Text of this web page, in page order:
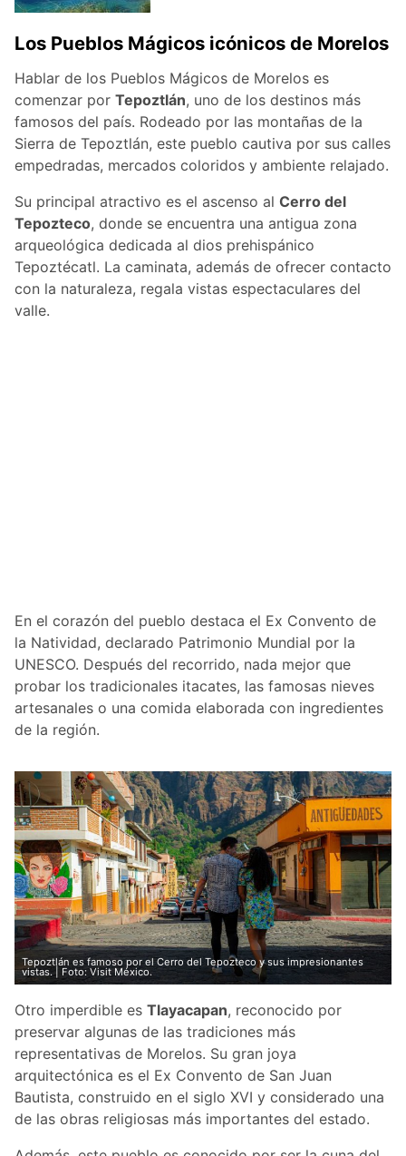
Los Pueblos Mágicos icónicos de Morelos
Hablar de los Pueblos Mágicos de Morelos es
comenzar por Tepoztlán, uno de los destinos más
famosos del país. Rodeado por las montañas de la
Sierra de Tepoztlán, este pueblo cautiva por sus calles
empedradas, mercados coloridos y ambiente relajado.
Su principal atractivo es el ascenso al Cerro del
Tepozteco, donde se encuentra una antigua zona
arqueológica dedicada al dios prehispánico
Tepoztécatl. La caminata, además de ofrecer contacto
con la naturaleza, regala vistas espectaculares del
valle.
En el corazón del pueblo destaca el Ex Convento de
la Natividad, declarado Patrimonio Mundial por la
UNESCO. Después del recorrido, nada mejor que
probar los tradicionales itacates, las famosas nieves
artesanales o una comida elaborada con ingredientes
de la región.
Tepoztlán es famoso por el Cerro del Tepozteco y sus impresionantes
vistas. | Foto: Visit México.
Otro imperdible es Tlayacapan, reconocido por
preservar algunas de las tradiciones más
representativas de Morelos. Su gran joya
arquitectónica es el Ex Convento de San Juan
Bautista, construido en el siglo XVI y considerado una
de las obras religiosas más importantes del estado.